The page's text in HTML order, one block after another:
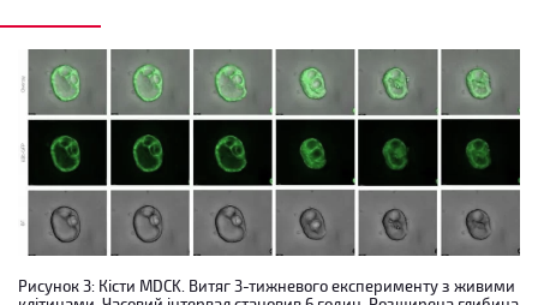
Рисунок 3: Кісти MDCK. Витяг 3-тижневого експерименту з живими